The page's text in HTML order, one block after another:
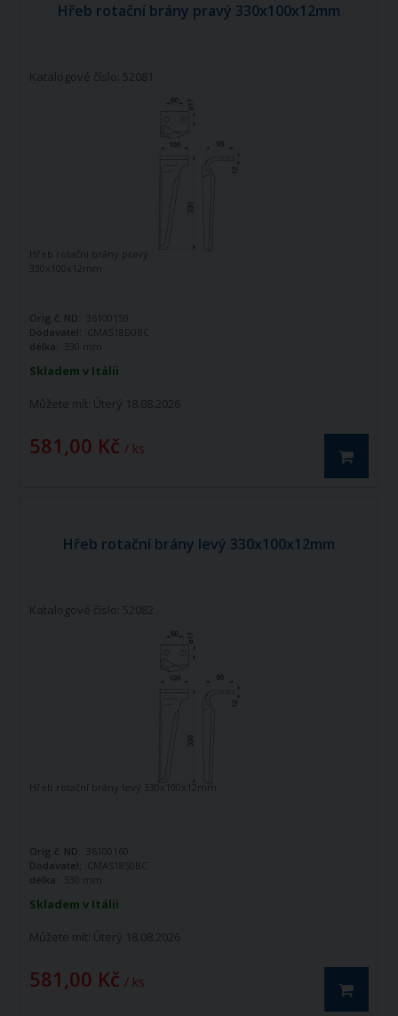
Hřeb rotační brány pravý 330x100x12mm
Katalogové číslo: 52081
Skladem v Itálii
Můžete mít: Úterý 18.08.2026
581,00 Kč / ks
Hřeb rotační brány pravý
330x100x12mm
Orig.č. ND:
36100159
Dodavatel:
CMAS18D0BC
délka:
330 mm
Hřeb rotační brány levý 330x100x12mm
Katalogové číslo: 52082
Skladem v Itálii
Můžete mít: Úterý 18.08.2026
581,00 Kč / ks
Hřeb rotační brány levý 330x100x12mm
Orig.č. ND:
36100160
Dodavatel:
CMAS18S0BC
délka:
330 mm